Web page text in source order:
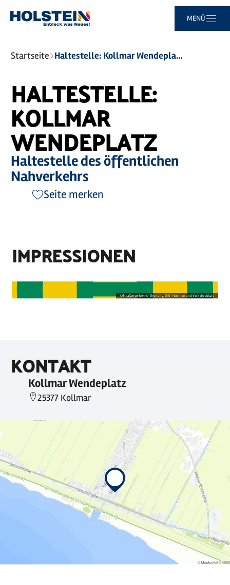
MENÜ
Sie
sind
Startseite Haltestelle: Kollmar Wendeplatz
HALTESTELLE:
KOLLMAR
WENDEPLATZ
Haltestelle des öffentlichen
Nahverkehrs
Seite merken
IMPRESSIONEN
©Straßenverkehrs-Ordnung, DIN-Normen und Verkehrsblatt
KONTAKT
Kollmar Wendeplatz
25377 Kollmar